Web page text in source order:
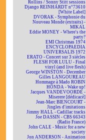
Rollins / Sonny Stitt sessions
Django REINHARDT n°73610
[White Label]
DVORAK - Symphonie du
Nouveau Monde (extraits) -
MIKAL
Eddie MONEY - Where's the
party?
EMI Christmas 1974
ENCYCLOPAEDIA
UNIVERSALIS 1972
ERATO - Concert sur 3 siècles
FLESH FOR LULU - Final
vinyl (and live flesh)
George WINSTON - December
Gilles LANGOUREAU
Hommage à Mado ROBIN
HONDA - Wake up!
Jacques VANDEVOORDE -
Miserere [dédicacé]
Jean-Marc BIENCOURT -
Jingles d'imitations
Jimmy HALL - Cadillac tracks
Joe DASSIN - CBS 66343
(Radio France)
John CALE - Music for a new
society
Jon ANDERSON - Animation